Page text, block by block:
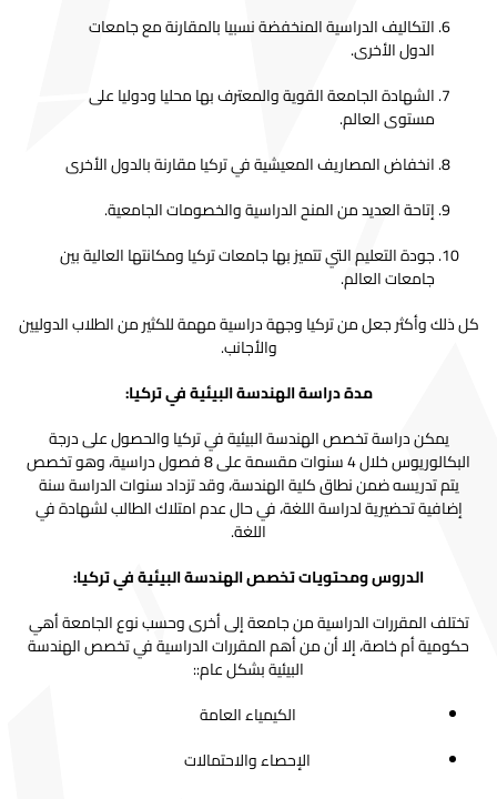
التكاليف الدراسية المنخفضة نسبيا بالمقارنة مع جامعات
الدول الأخرى.
الشهادة الجامعة القوية والمعترف بها محليا ودوليا على
مستوى العالم.
انخفاض المصاريف المعيشية في تركيا مقارنة بالدول الأخرى
إتاحة العديد من المنح الدراسية والخصومات الجامعية.
جودة التعليم التي تتميز بها جامعات تركيا ومكانتها العالية بين
جامعات العالم.
كل ذلك وأكثر جعل من تركيا وجهة دراسية مهمة للكثير من الطلاب الدوليين
والأجانب.
مدة دراسة الهندسة البيئية في تركيا:
يمكن دراسة تخصص الهندسة البيئية في تركيا والحصول على درجة
البكالوريوس خلال 4 سنوات مقسمة على 8 فصول دراسية، وهو تخصص
يتم تدريسه ضمن نطاق كلية الهندسة، وقد تزداد سنوات الدراسة سنة
إضافية تحضيرية لدراسة اللغة، في حال عدم امتلاك الطالب لشهادة في
اللغة.
الدروس ومحتويات تخصص الهندسة البيئية في تركيا:
تختلف المقررات الدراسية من جامعة إلى أخرى وحسب نوع الجامعة أهي
حكومية أم خاصة، إلا أن من أهم المقررات الدراسية في تخصص الهندسة
البيئية بشكل عام::
الكيمياء العامة
الإحصاء والاحتمالات